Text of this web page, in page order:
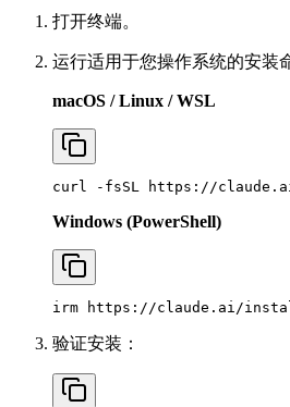
打开终端。
运行适用于您操作系统的安装
macOS / Linux / WSL
Windows (PowerShell)
验证安装：